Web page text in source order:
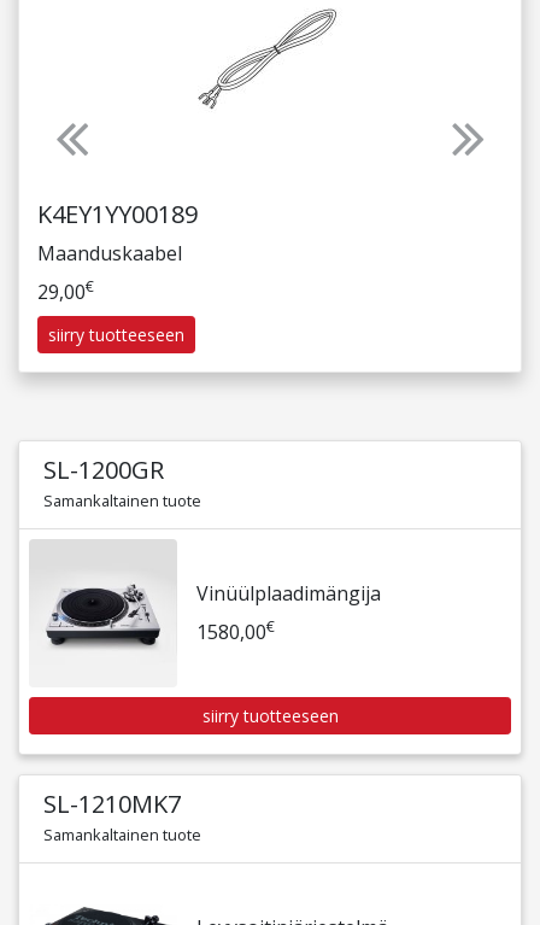
tuotteeseen
Previous Next
SL-1200GR
Samankaltainen tuote
Vinüülplaadimängija
1580,00€
siirry tuotteeseen
SL-1210MK7
Samankaltainen tuote